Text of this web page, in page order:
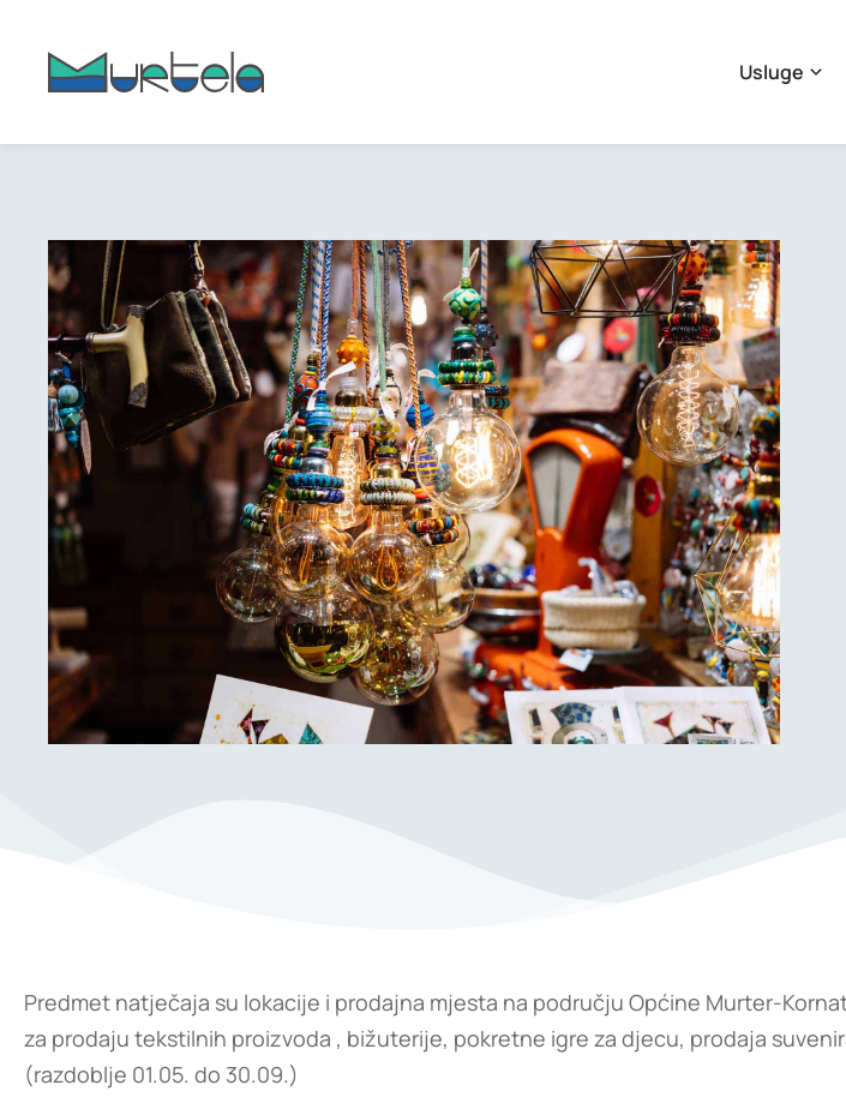
Usluge
Predmet natječaja su lokacije i prodajna mjesta na području Općine Murter-
za prodaju tekstilnih proizvoda , bižuterije, pokretne igre za djecu, prodaja
(razdoblje 01.05. do 30.09.)